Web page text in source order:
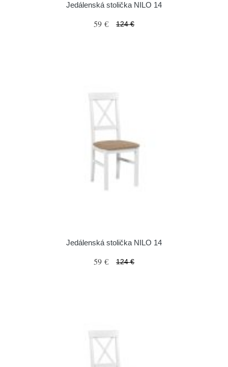
Jedálenská stolička NILO 14
59 € 124 €
Jedálenská stolička NILO 14
59 € 124 €